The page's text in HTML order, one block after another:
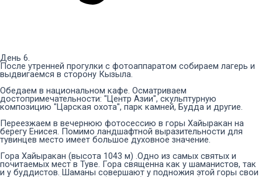
День 6.
После утренней прогулки с фотоаппаратом собираем лагерь и
выдвигаемся в сторону Кызыла.
Обедаем в национальном кафе. Осматриваем
достопримечательности: "Центр Азии", скульптурную
композицию "Царская охота", парк камней, Будда и другие.
Переезжаем в вечернюю фотосессию в горы Хайыракан на
берегу Енисея. Помимо ландшафтной выразительности для
тувинцев место имеет большое духовное значение.
Гора Хайыракан (высота 1043 м) .Одно из самых святых и
почитаемых мест в Туве. Гора священна как у шаманистов, так
и у буддистов. Шаманы совершают у подножия этой горы свои